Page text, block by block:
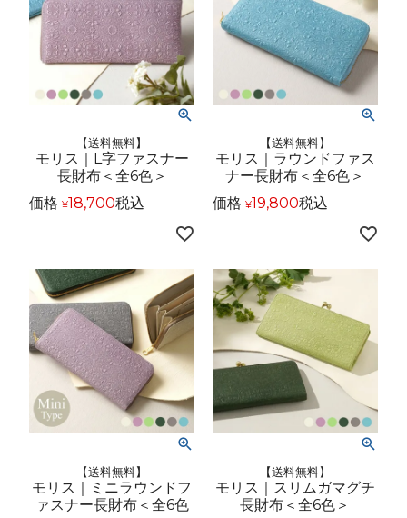
【送料無料】
モリス｜L字ファスナー
長財布＜全6色＞
価格 ¥18,700税込
【送料無料】
モリス｜ラウンドファス
ナー長財布＜全6色＞
価格 ¥19,800税込
【送料無料】
モリス｜ミニラウンドフ
ァスナー長財布＜全6色
【送料無料】
モリス｜スリムガマグチ
長財布＜全6色＞